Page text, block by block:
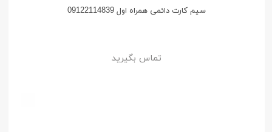
سیم کارت دائمی همراه اول 09122114839
تماس بگیرید